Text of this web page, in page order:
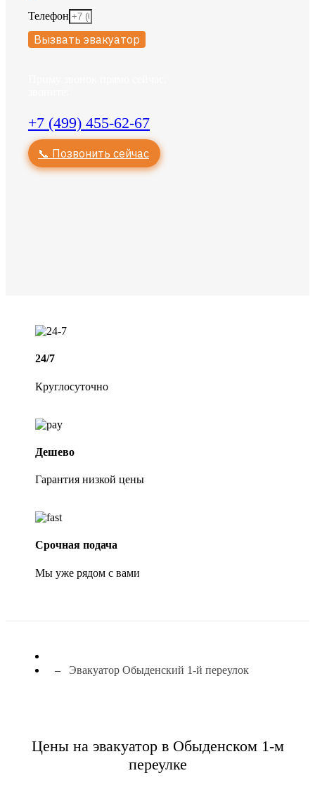
Телефон
Вызвать эвакуатор
+7 (499) 455-62-67
📞 Позвонить сейчас
24/7
Круглосуточно
Дешево
Гарантия низкой цены
Срочная подача
Мы уже рядом с вами
Эвакуатор Обыденский 1-й переулок
Цены на эвакуатор в Обыденском 1-м
переулке